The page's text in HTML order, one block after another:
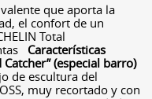
que aporta la
el confort de un
Total
Características
(especial barro)
de escultura del
muy recortado y con